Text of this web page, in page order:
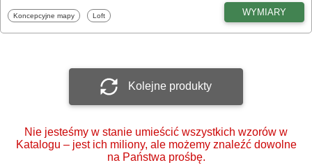
Fototapety
Koncepcyjne mapy Fototapety
Loft WYMIARY
Kolejne produkty
Nie jesteśmy w stanie umieścić wszystkich wzorów w
Katalogu – jest ich miliony, ale możemy znaleźć dowolne
na Państwa prośbę.